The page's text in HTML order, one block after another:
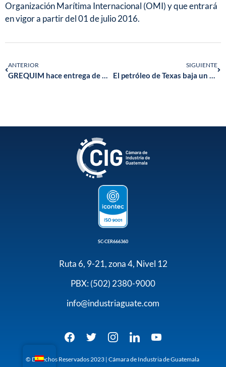
Organización Marítima Internacional (OMI) y que entrará
en vigor a partir del 01 de julio 2016.
ANTERIOR
GREQUIM hace entrega de Diagnóstico Sectorial de Acuerdos Voluntarios de P+L
SIGUIENTE
El petróleo de Texas baja un 1,44 % y cierra en 49,13 dólares
SC-CER666360
Ruta 6, 9-21, zona 4, Nivel 12
PBX: (502) 2380-9000
info@industriaguate.com
© Derechos Reservados 2023 | Cámara de Industria de Guatemala